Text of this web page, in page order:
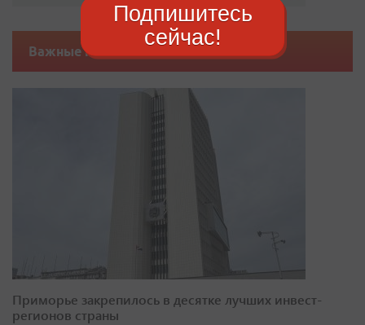
Важные новости
Приморье закрепилось в десятке лучших инвест-
регионов страны
Подпишитесь
сейчас!